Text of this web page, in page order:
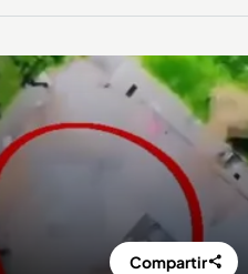
Compartir